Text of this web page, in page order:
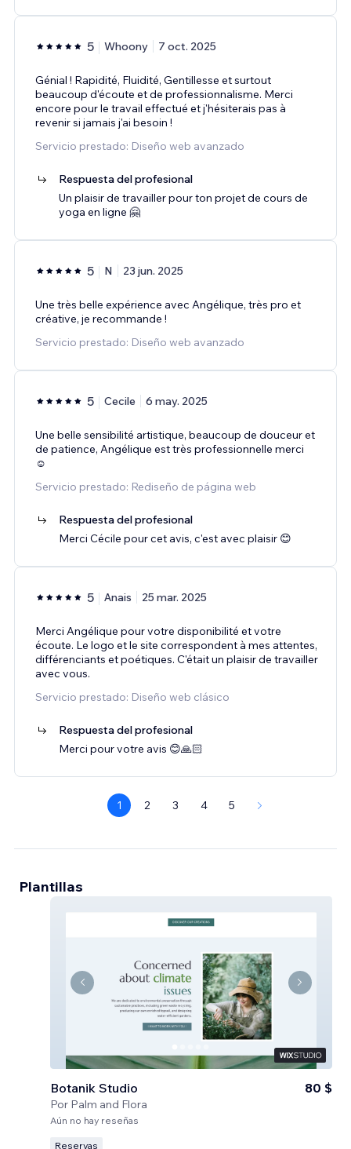
5 Whoony 7 oct. 2025
Génial ! Rapidité, Fluidité, Gentillesse et surtout
beaucoup d'écoute et de professionnalisme. Merci
encore pour le travail effectué et j'hésiterais pas à
revenir si jamais j'ai besoin !
Servicio prestado: Diseño web avanzado
Respuesta del profesional
Un plaisir de travailler pour ton projet de cours de
yoga en ligne 🤗
5 N 23 jun. 2025
Une très belle expérience avec Angélique, très pro et
créative, je recommande !
Servicio prestado: Diseño web avanzado
5 Cecile 6 may. 2025
Une belle sensibilité artistique, beaucoup de douceur et
de patience, Angélique est très professionnelle merci
☺️
Servicio prestado: Rediseño de página web
Respuesta del profesional
Merci Cécile pour cet avis, c'est avec plaisir 😊
5 Anais 25 mar. 2025
Merci Angélique pour votre disponibilité et votre
écoute. Le logo et le site correspondent à mes attentes,
différenciants et poétiques. C'était un plaisir de travailler
avec vous.
Servicio prestado: Diseño web clásico
Respuesta del profesional
Merci pour votre avis 😊🙏🏻
1 2 3 4 5
Plantillas
Botanik Studio
Por Palm and Flora
80 $
Aún no hay reseñas
Reservas